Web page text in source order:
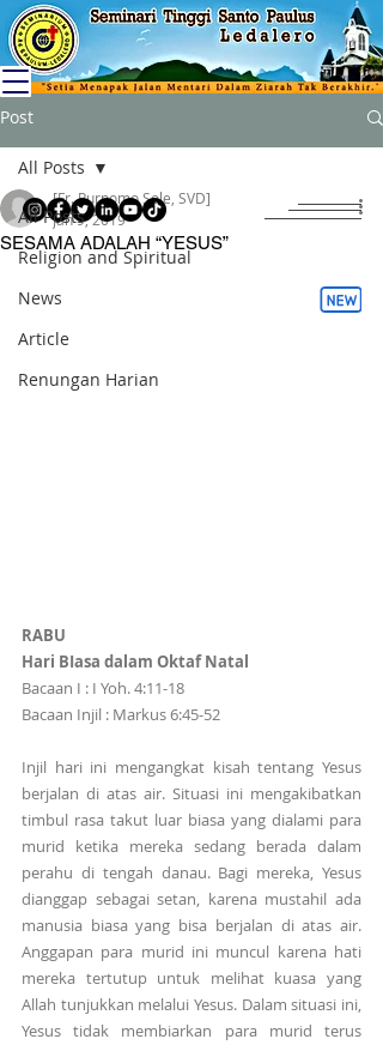
Post
All Posts
Religion and Spiritual
News
Article
Renungan Harian
All Posts
SESAMA ADALAH “YESUS”
[Fr. Purnomo Sole, SVD]
Jan 9, 2019
RABU
Hari BIasa dalam Oktaf Natal
Bacaan I : I Yoh. 4:11-18
Bacaan Injil : Markus 6:45-52
Injil hari ini mengangkat kisah tentang Yesus
berjalan di atas air. Situasi ini mengakibatkan
timbul rasa takut luar biasa yang dialami para
murid ketika mereka sedang berada dalam
perahu di tengah danau. Bagi mereka, Yesus
dianggap sebagai setan, karena mustahil ada
manusia biasa yang bisa berjalan di atas air.
Anggapan para murid ini muncul karena hati
mereka tertutup untuk melihat kuasa yang
Allah tunjukkan melalui Yesus. Dalam situasi ini,
Yesus tidak membiarkan para murid terus